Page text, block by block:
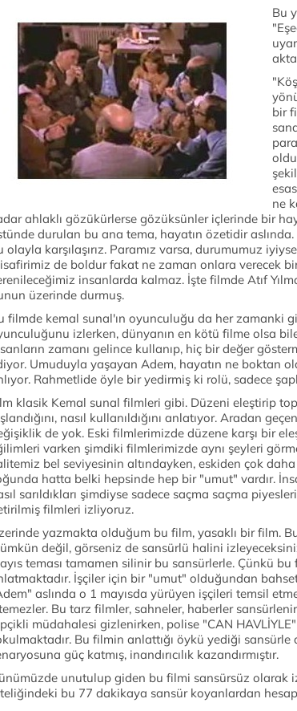
Bu
bir
ne
ahlaklı gözükürlerse gözüksünler içlerinde bir
durulan bu ana tema, hayatın özetidir
olayla karşılaşırız. Paramız varsa, durumumuz
de boldur fakat ne zaman onlara verecek
insanlarda kalmaz. İşte filmde Atıf
üzerinde durmuş.
filmde kemal sunal'ın oyunculuğu da her zamanki
izlerken, dünyanın en kötü filme olsa
zamanı gelince kullanıp, hiç bir değer
Umuduyla yaşayan Adem, hayatın ne boktan
Rahmetlide öyle bir yedirmiş ki rolü, sadece
klasik Kemal sunal filmleri gibi. Düzeni eleştirip
nasıl kullanıldığını anlatıyor. Aradan
de yok. Eski filmlerimizde düzene karşı bir
varken şimdiki filmlerimizde aynı şeyleri
bel seviyesinin altındayken, eskiden çok
hatta belki hepsinde hep bir "umut" vardır.
sarıldıkları şimdiyse sadece saçma saçma
filmleri izliyoruz.
yazmakta olduğum bu film, yasaklı bir film.
değil, görseniz de sansürlü halini
teması tamamen silinir bu sansürlerle. Çünkü bu
İşçiler için bir "umut" olduğundan
aslında o 1 mayısda yürüyen işçileri temsil
Bu tarz filmler, sahneler, haberler
müdahalesi gizlenirken, polise "CAN
Bu filmin anlattığı öykü yediği
güç katmış, inandırıcılık kazandırmıştır.
unutulup giden bu filmi sansürsüz olarak
bu 77 dakikaya sansür koyanlardan